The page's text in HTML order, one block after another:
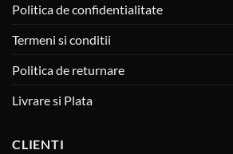
Politica de confidentialitate
Termeni si conditii
Politica de returnare
Livrare si Plata
CLIENTI